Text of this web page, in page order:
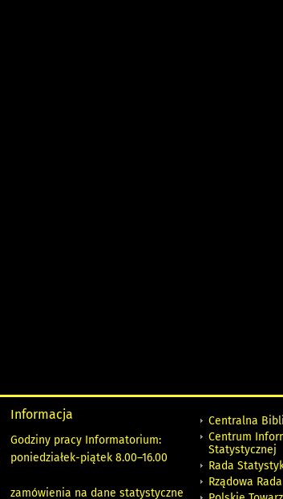
Informacja
Godziny pracy Informatorium:
poniedziałek-piątek 8.00–16.00
zamówienia na dane statystyczne
Centralna
Centrum
Statystycznej
Rada
Rządowa